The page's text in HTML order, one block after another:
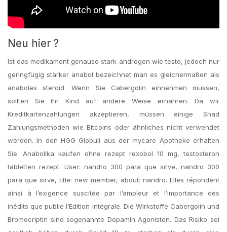
Neu hier ?
Ist das medikament genauso stark androgen wie testo, jedoch nur
geringfügig stärker anabol bezeichnet man es gleichermaßen als
anaboles steroid. Wenn Sie Cabergolin einnehmen müssen,
sollten Sie Ihr Kind auf andere Weise ernähren. Da wir
Kreditkartenzahlungen akzeptieren, müssen einige Shad
Zahlungsmethoden wie Bitcoins oder ähnliches nicht verwendet
werden. In den HGG Globuli aus der mycare Apotheke erhalten
Sie. Anabolika kaufen ohne rezept rexobol 10 mg, testosteron
tabletten rezept. User: nandro 300 para que sirve, nandro 300
para que sirve, title: new member, about: nandro. Elles répondent
ainsi à l’exigence suscitée par l’ampleur et l’importance des
inédits que publie l’Edition intégrale. Die Wirkstoffe Cabergolin und
Bromocriptin sind sogenannte Dopamin Agonisten. Das Risiko sei